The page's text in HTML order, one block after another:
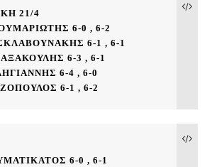
21/4
6-0 , 6-2
6-1 , 6-1
6-3 , 6-1
6-4 , 6-0
6-1 , 6-2
6-0 , 6-1